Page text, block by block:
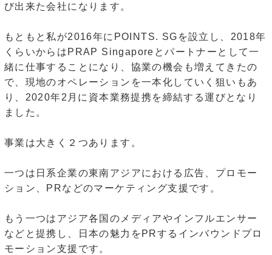
び出来た会社になります。
もともと私が2016年にPOINTS. SGを設立し、2018年
くらいからはPRAP Singaporeとパートナーとして一
緒に仕事することになり、協業の機会も増えてきたの
で、現地のオペレーションを一本化していく狙いもあ
り、2020年2月に資本業務提携を締結する運びとなり
ました。
事業は大きく２つあります。
一つは日系企業の東南アジアにおける広告、プロモー
ション、PRなどのマーケティング支援です。
もう一つはアジア各国のメディアやインフルエンサー
などと提携し、日本の魅力をPRするインバウンドプロ
モーション支援です。